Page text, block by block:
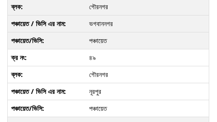
গৌরনগর
ভগবাননগর
পঞ্চায়েত
৪৯
গৌরনগর
নূরপুর
পঞ্চায়েত